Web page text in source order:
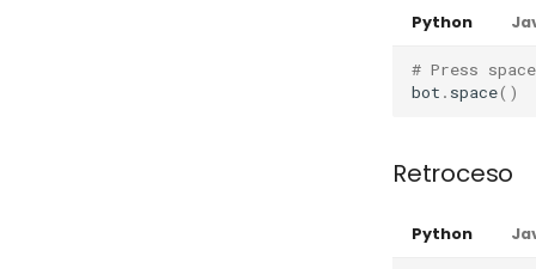
Python
# Press
bot . space()
Retroceso
Python